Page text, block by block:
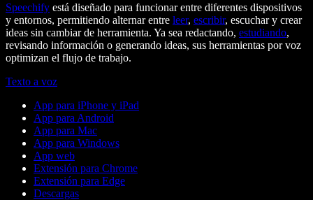
Speechify está diseñado para funcionar entre diferentes dispositivos
y entornos, permitiendo alternar entre leer, escribir, escuchar y crear
ideas sin cambiar de herramienta. Ya sea redactando, estudiando,
revisando información o generando ideas, sus herramientas por voz
optimizan el flujo de trabajo.
Texto a voz
App para iPhone y iPad
App para Android
App para Mac
App para Windows
App web
Extensión para Chrome
Extensión para Edge
Descargas